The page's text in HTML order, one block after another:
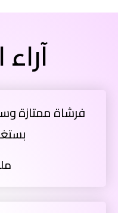
فرشاة ممتازة